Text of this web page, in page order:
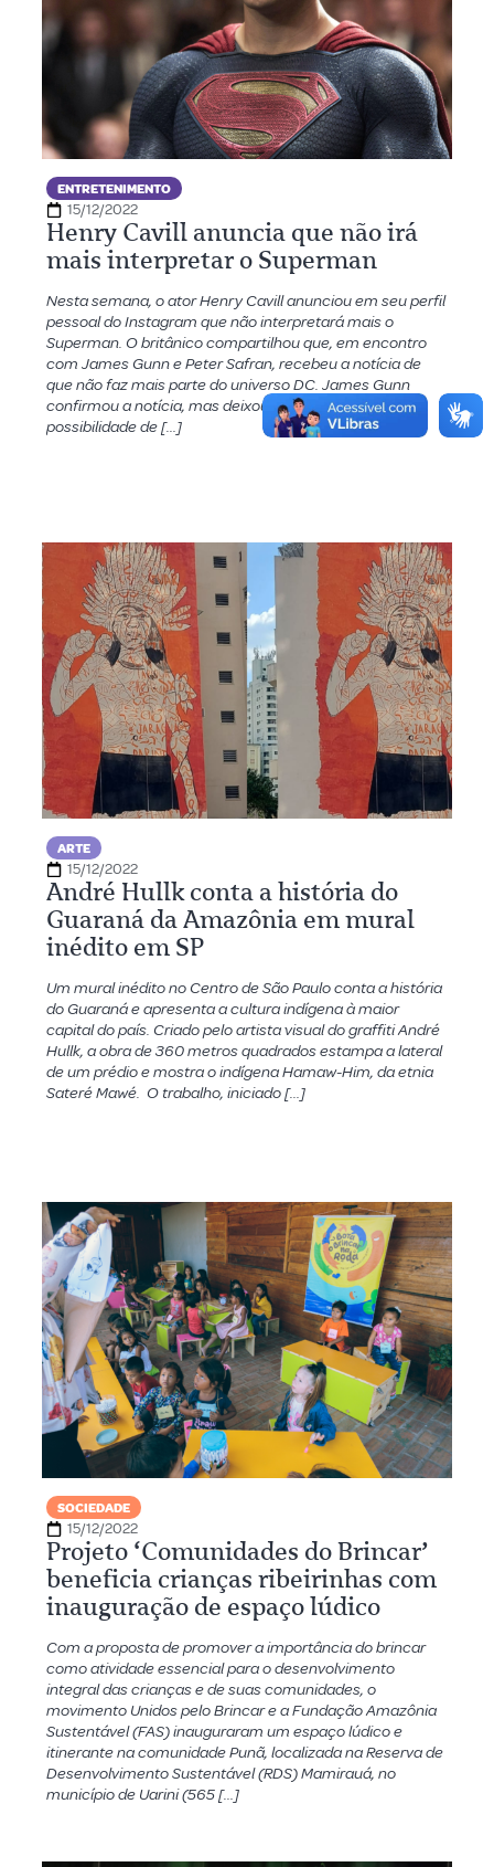
ENTRETENIMENTO
15/12/2022
Henry Cavill anuncia que não irá
mais interpretar o Superman
Nesta semana, o ator Henry Cavill anunciou em seu perfil
pessoal do Instagram que não interpretará mais o
Superman. O britânico compartilhou que, em encontro
com James Gunn e Peter Safran, recebeu a notícia de
que não faz mais parte do universo DC. James Gunn
confirmou a notícia, mas deixou em aberto a
possibilidade de […]
ARTE
15/12/2022
André Hullk conta a história do
Guaraná da Amazônia em mural
inédito em SP
Um mural inédito no Centro de São Paulo conta a história
do Guaraná e apresenta a cultura indígena à maior
capital do país. Criado pelo artista visual do graffiti André
Hullk, a obra de 360 metros quadrados estampa a lateral
de um prédio e mostra o indígena Hamaw-Him, da etnia
Sateré Mawé. O trabalho, iniciado […]
SOCIEDADE
15/12/2022
Projeto ‘Comunidades do Brincar’
beneficia crianças ribeirinhas com
inauguração de espaço lúdico
Com a proposta de promover a importância do brincar
como atividade essencial para o desenvolvimento
integral das crianças e de suas comunidades, o
movimento Unidos pelo Brincar e a Fundação Amazônia
Sustentável (FAS) inauguraram um espaço lúdico e
itinerante na comunidade Punã, localizada na Reserva de
Desenvolvimento Sustentável (RDS) Mamirauá, no
município de Uarini (565 […]